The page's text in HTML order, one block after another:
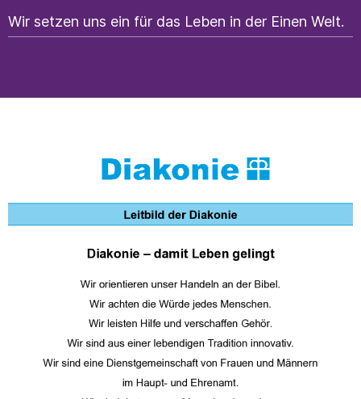
Wir setzen uns ein für das Leben in der Einen Welt.